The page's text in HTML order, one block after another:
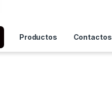
Productos Contactos